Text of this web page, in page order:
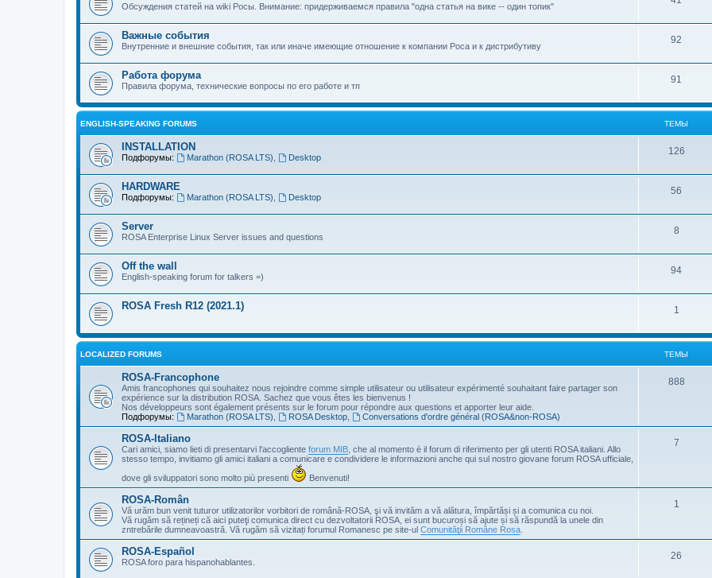
Обсуждения статей на wiki Росы. Внимание: придерживаемся правила "одна статья на вике -- один топик"
Важные события
Внутренние и внешние события, так или иначе имеющие отношение к компании Роса и к дистрибутиву
92
Работа форума
Правила форума, технические вопросы по его работе и тп
91
ENGLISH-SPEAKING FORUMS ТЕМЫ
INSTALLATION
Подфорумы: Marathon (ROSA LTS) Desktop
126
HARDWARE
Подфорумы: Marathon (ROSA LTS) Desktop
56
Server
ROSA Enterprise Linux Server issues and questions
8
Off the wall
English-speaking forum for talkers =)
94
ROSA Fresh R12 (2021.1) 1
LOCALIZED FORUMS ТЕМЫ
ROSA-Francophone
Amis francophones qui souhaitez nous rejoindre comme simple utilisateur ou utilisateur expérimenté souhaitant faire partager son
expérience sur la distribution ROSA. Sachez que vous êtes les bienvenus !
Nos développeurs sont également présents sur le forum pour répondre aux questions et apporter leur aide.
Подфорумы:
Marathon (ROSA LTS) ROSA Desktop, Conversations d'ordre général (ROSA&non-ROSA)
888
ROSA-Italiano
Cari amici, siamo lieti di presentarvi l'accogliente forum MIB , che al momento è il forum di riferimento per gli utenti ROSA italiani. Allo
stesso tempo, invitiamo gli amici italiani a comunicare e condividere le informazioni anche qui sul nostro giovane forum ROSA ufficiale,
dove gli sviluppatori sono molto più presenti
Benvenuti!
7
ROSA-Român
Vă urăm bun venit tuturor utilizatorilor vorbitori de română-ROSA, şi vă invităm a vă alătura, împărtăși și a comunica cu noi.
Vă rugăm să rețineți că aici puteţi comunica direct cu dezvoltatorii ROSA, ei sunt bucuroși să ajute și să răspundă la unele din
zntrebările dumneavoastră. Vă rugăm să vizitați forumul Romanesc pe site-ul Comunităţii Române Rosa
1
ROSA-Español
ROSA foro para hispanohablantes.
26